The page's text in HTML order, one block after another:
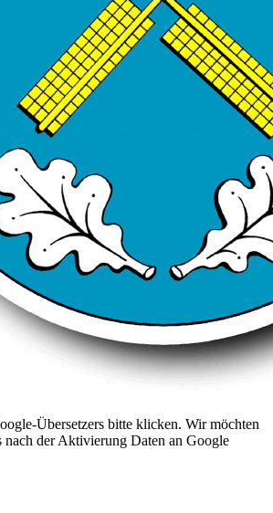
Übersetzers bitte klicken. Wir möchten
nach der Aktivierung Daten an Google